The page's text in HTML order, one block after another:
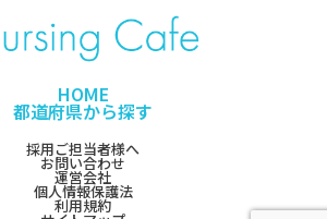
HOME
都道府県から探す
採用ご担当者様へ
お問い合わせ
運営会社
個人情報保護法
利用規約